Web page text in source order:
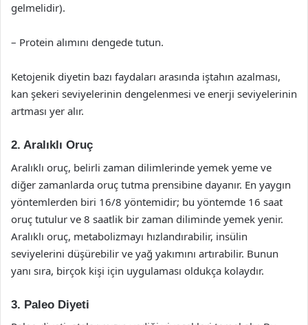
gelmelidir).
– Protein alımını dengede tutun.
Ketojenik diyetin bazı faydaları arasında iştahın azalması,
kan şekeri seviyelerinin dengelenmesi ve enerji seviyelerinin
artması yer alır.
2. Aralıklı Oruç
Aralıklı oruç, belirli zaman dilimlerinde yemek yeme ve
diğer zamanlarda oruç tutma prensibine dayanır. En yaygın
yöntemlerden biri 16/8 yöntemidir; bu yöntemde 16 saat
oruç tutulur ve 8 saatlik bir zaman diliminde yemek yenir.
Aralıklı oruç, metabolizmayı hızlandırabilir, insülin
seviyelerini düşürebilir ve yağ yakımını artırabilir. Bunun
yanı sıra, birçok kişi için uygulaması oldukça kolaydır.
3. Paleo Diyeti